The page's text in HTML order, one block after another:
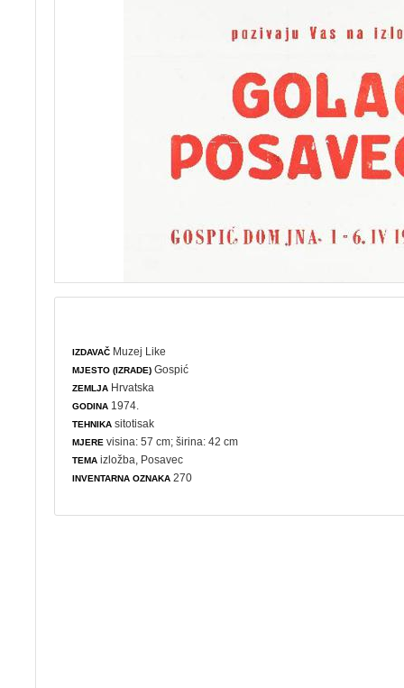
IZDAVAČ Muzej Like
MJESTO (IZRADE) Gospić
ZEMLJA Hrvatska
GODINA 1974.
TEHNIKA sitotisak
MJERE visina: 57 cm; širina: 42 cm
TEMA izložba , Posavec
INVENTARNA OZNAKA 270